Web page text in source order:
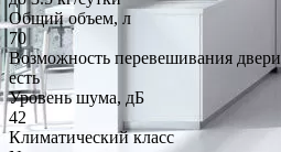
Общий объем, л
70
Возможность перевешивания двери
есть
Уровень шума, дБ
42
Климатический класс